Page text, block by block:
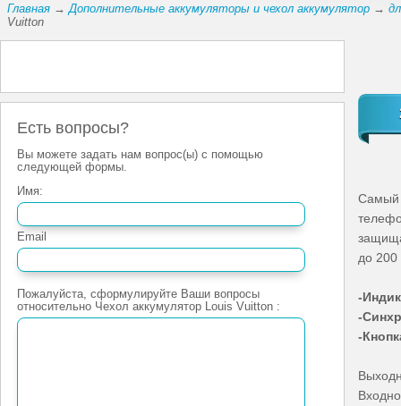
Главная →Дополнительные аккумуляторы и чехол аккумулятор →
Vuitton
Есть вопросы?
Вы можете задать нам вопрос(ы) с помощью
следующей формы.
Имя:
Email
Пожалуйста, сформулируйте Ваши вопросы
относительно Чехол аккумулятор Louis Vuitton :
Cамый
до
-
-
-